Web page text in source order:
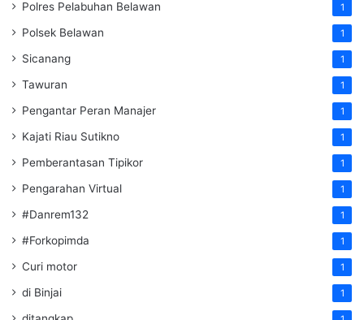
Polres Pelabuhan Belawan 1
Polsek Belawan 1
Sicanang 1
Tawuran 1
Pengantar Peran Manajer 1
Kajati Riau Sutikno 1
Pemberantasan Tipikor 1
Pengarahan Virtual 1
#Danrem132 1
#Forkopimda 1
Curi motor 1
di Binjai 1